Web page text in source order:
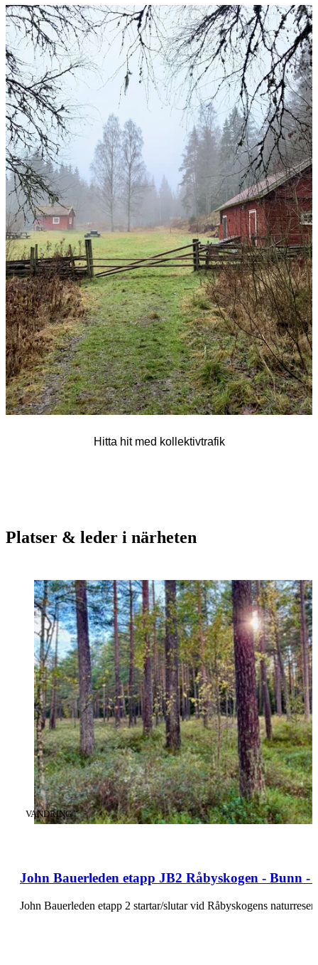
med
bilder
Hitta hit med kollektivtrafik
Platser & leder i närheten
John Bauerleden etapp JB2 Råbyskogen - Bunn -
KATEGORI:
VANDRING
John Bauerleden etapp 2 startar/slutar vid Råbyskogens